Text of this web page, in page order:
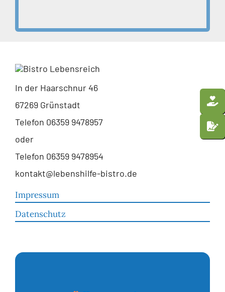
In der Haarschnur 46
67269 Grünstadt
Telefon 06359 9478957
oder
Telefon 06359 9478954
kontakt@lebenshilfe-bistro.de
Impressum
Datenschutz